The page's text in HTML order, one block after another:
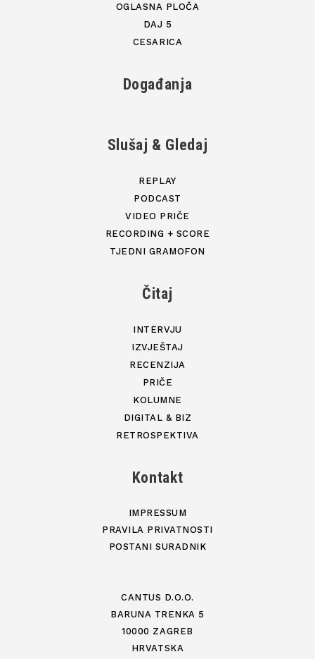
OGLASNA PLOČA
DAJ 5
CESARICA
Događanja
Slušaj & Gledaj
REPLAY
PODCAST
VIDEO PRIČE
RECORDING + SCORE
TJEDNI GRAMOFON
Čitaj
INTERVJU
IZVJEŠTAJ
RECENZIJA
PRIČE
KOLUMNE
DIGITAL & BIZ
RETROSPEKTIVA
Kontakt
IMPRESSUM
PRAVILA PRIVATNOSTI
POSTANI SURADNIK
CANTUS D.O.O.
BARUNA TRENKA 5
10000 ZAGREB
HRVATSKA